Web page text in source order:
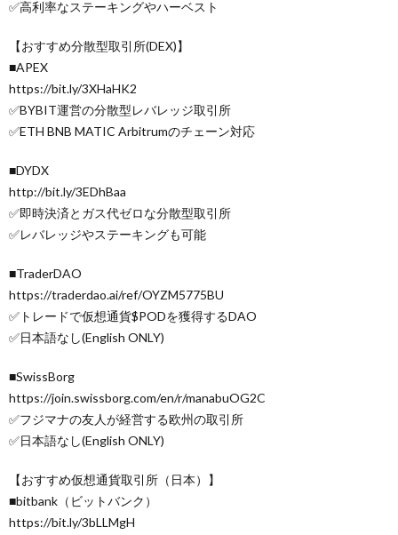
✅高利率なステーキングやハーベスト
【おすすめ分散型取引所(DEX)】
■APEX
https://bit.ly/3XHaHK2
✅BYBIT運営の分散型レバレッジ取引所
✅ETH BNB MATIC Arbitrumのチェーン対応
■DYDX
http://bit.ly/3EDhBaa
✅即時決済とガス代ゼロな分散型取引所
✅レバレッジやステーキングも可能
■TraderDAO
https://traderdao.ai/ref/OYZM5775BU
✅トレードで仮想通貨$PODを獲得するDAO
✅日本語なし(English ONLY)
■SwissBorg
https://join.swissborg.com/en/r/manabuOG2C
✅フジマナの友人が経営する欧州の取引所
✅日本語なし(English ONLY)
【おすすめ仮想通貨取引所（日本）】
■bitbank（ビットバンク）
https://bit.ly/3bLLMgH